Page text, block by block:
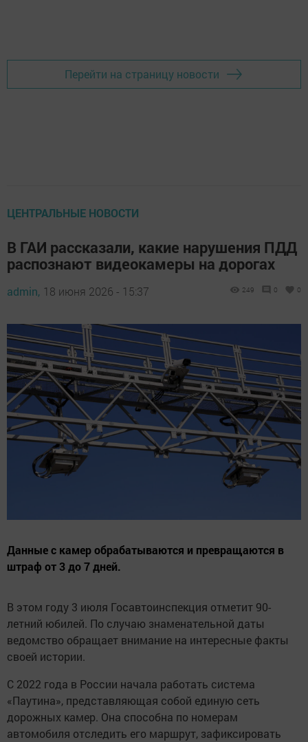
Перейти на страницу новости
ЦЕНТРАЛЬНЫЕ НОВОСТИ
В ГАИ рассказали, какие нарушения ПДД
распознают видеокамеры на дорогах
admin, 18 июня 2026 - 15:37 249 0 0
Данные с камер обрабатываются и превращаются в
штраф от 3 до 7 дней.
В этом году 3 июля Госавтоинспекция отметит 90-
летний юбилей. По случаю знаменательной даты
ведомство обращает внимание на интересные факты
своей истории.
С 2022 года в России начала работать система
«Паутина», представляющая собой единую сеть
дорожных камер. Она способна по номерам
автомобиля отследить его маршрут, зафиксировать